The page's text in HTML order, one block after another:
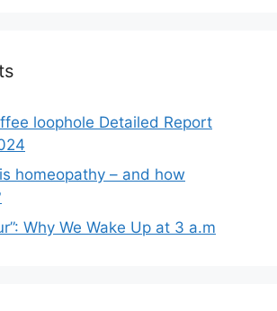
loophole Detailed Report
homeopathy – and how
Why We Wake Up at 3 a.m